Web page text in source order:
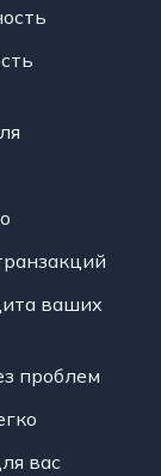
ваших
проблем
вас